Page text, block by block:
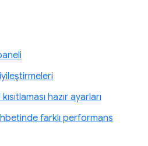
hazır ayarları
farklı performans